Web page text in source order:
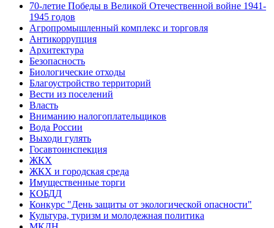
70-летие Победы в Великой Отечественной войне 1941-
1945 годов
Агропромышленный комплекс и торговля
Антикоррупция
Архитектура
Безопасность
Биологические отходы
Благоустройство территорий
Вести из поселений
Власть
Вниманию налогоплательщиков
Вода России
Выходи гулять
Госавтоинспекция
ЖКХ
ЖКХ и городская среда
Имущественные торги
КОБДД
Конкурс "День защиты от экологической опасности"
Культура, туризм и молодежная политика